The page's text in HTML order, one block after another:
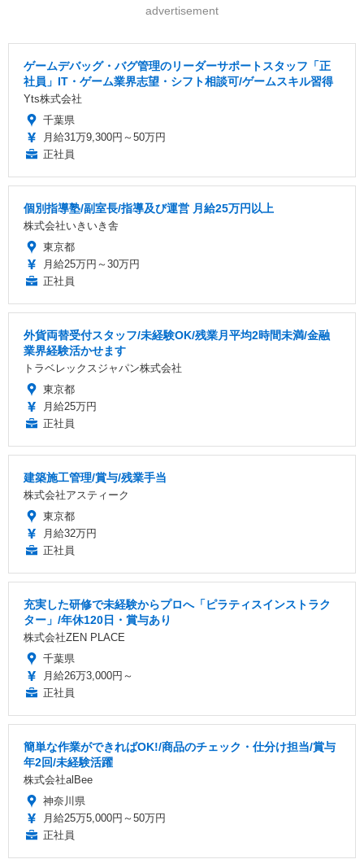
advertisement
ゲームデバッグ・バグ管理のリーダーサポートスタッフ「正
社員」IT・ゲーム業界志望・シフト相談可/ゲームスキル習得
Yts株式会社
千葉県
月給31万9,300円～50万円
正社員
個別指導塾/副室長/指導及び運営 月給25万円以上
株式会社いきいき舎
東京都
月給25万円～30万円
正社員
外貨両替受付スタッフ/未経験OK/残業月平均2時間未満/金融
業界経験活かせます
トラベレックスジャパン株式会社
東京都
月給25万円
正社員
建築施工管理/賞与/残業手当
株式会社アスティーク
東京都
月給32万円
正社員
充実した研修で未経験からプロへ「ピラティスインストラク
ター」/年休120日・賞与あり
株式会社ZEN PLACE
千葉県
月給26万3,000円～
正社員
簡単な作業ができればOK!/商品のチェック・仕分け担当/賞与
年2回/未経験活躍
株式会社alBee
神奈川県
月給25万5,000円～50万円
正社員